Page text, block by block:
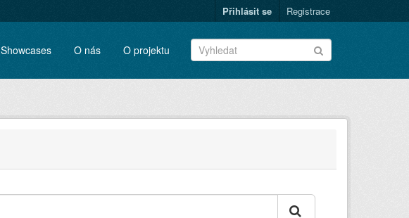
Přihlásit se Registrace
Showcases O nás O projektu